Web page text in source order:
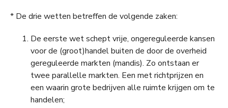
* De drie wetten betreffen de volgende zaken:
De eerste wet schept vrije, ongereguleerde kansen
voor de (groot)handel buiten de door de overheid
gereguleerde markten (mandis). Zo ontstaan er
twee parallelle markten. Een met richtprijzen en
een waarin grote bedrijven alle ruimte krijgen om te
handelen;